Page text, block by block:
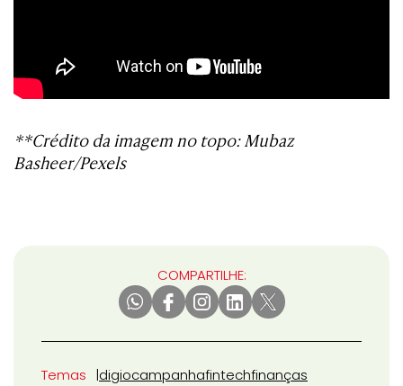
**Crédito da imagem no topo: Mubaz
Basheer/Pexels
COMPARTILHE:
Temas digiocampanhafintechfinanças